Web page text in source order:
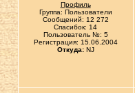
Профиль
Группа: Пользователи
Сообщений: 12 272
Спасибок: 14
Пользователь №: 5
Регистрация: 15.06.2004
Откуда:NJ